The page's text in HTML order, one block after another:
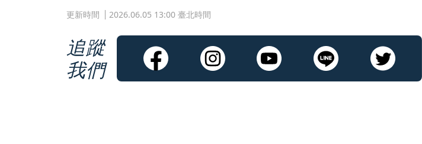
更新時間 2026.06.05 13:00 臺北時間
追蹤
我們